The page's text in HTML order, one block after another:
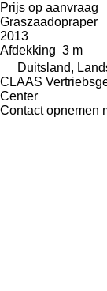
Prijs op aanvraag
Graszaadopraper
2013
Afdekking 3 m
Duitsland,
CLAAS
Center
Contact opnemen